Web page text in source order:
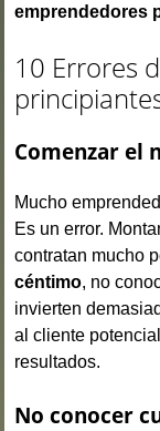
emprendedores
10 Errores
Comenzar el
Mucho
Es un error.
contratan mucho
céntimo, no
invierten
al cliente
resultados.
No conocer